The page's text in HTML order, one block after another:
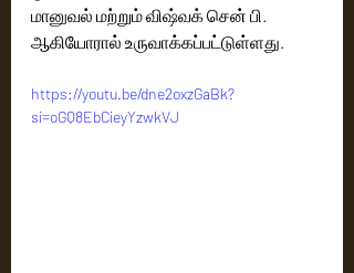
மானுவல் மற்றும் விஷ்வக் சென் பி.
ஆகியோரால் உருவாக்கப்பட்டுள்ளது.
https://youtu.be/dne2oxzGaBk?
si=oGQ8EbCieyYzwkVJ